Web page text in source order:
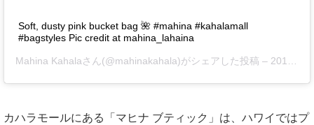
Soft, dusty pink bucket bag 🌺 #mahina #kahalamall
#bagstyles Pic credit at mahina_lahaina
Mahina Kahalaさん(@mahinakahala)がシェアした投稿 – 2018年 6月月20日午前11時00分PDT
カハラモールにある「マヒナ ブティック」は、ハワイではプ